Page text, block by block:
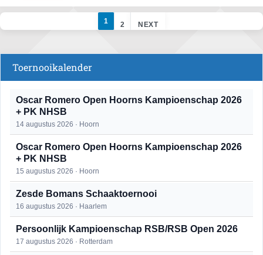
1 2 NEXT
Toernooikalender
Oscar Romero Open Hoorns Kampioenschap 2026
+ PK NHSB
14 augustus 2026 · Hoorn
Oscar Romero Open Hoorns Kampioenschap 2026
+ PK NHSB
15 augustus 2026 · Hoorn
Zesde Bomans Schaaktoernooi
16 augustus 2026 · Haarlem
Persoonlijk Kampioenschap RSB/RSB Open 2026
17 augustus 2026 · Rotterdam